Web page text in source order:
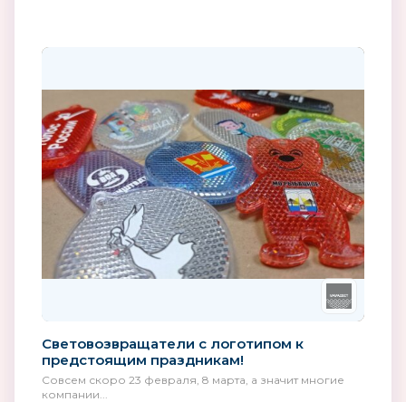
Световозвращатели с логотипом к
предстоящим праздникам!
Совсем скоро 23 февраля, 8 марта, а значит многие
компании...